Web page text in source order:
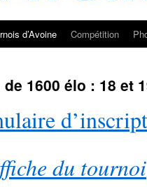
d’Avoine Compétition
1600 élo : 18 et
du tournoi